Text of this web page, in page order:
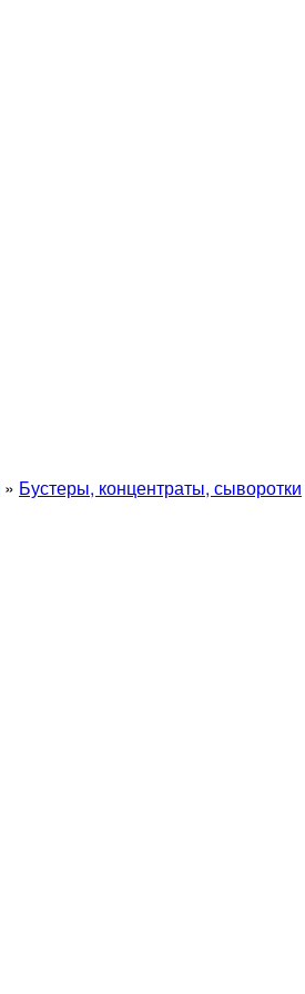
» Бустеры, концентраты, сыворотки